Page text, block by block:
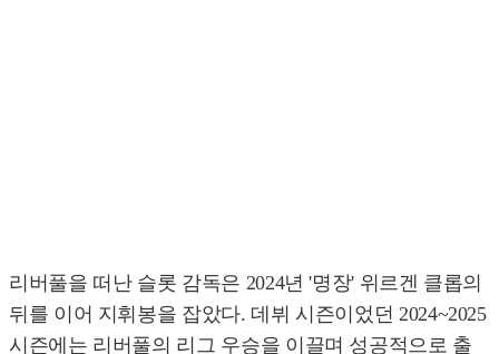
리버풀을 떠난 슬롯 감독은 2024년 '명장' 위르겐 클롭의
뒤를 이어 지휘봉을 잡았다. 데뷔 시즌이었던 2024~2025
시즌에는 리버풀의 리그 우승을 이끌며 성공적으로 출